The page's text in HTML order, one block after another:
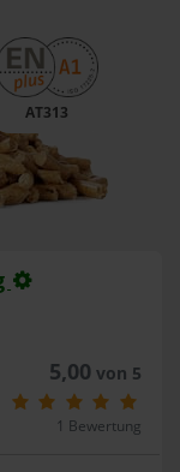
AT313
5,00 von 5
1 Bewertung